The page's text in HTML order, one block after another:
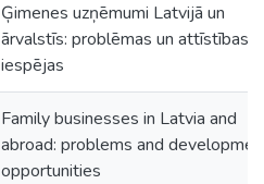
Ģimenes uzņēmumi Latvijā un
ārvalstīs: problēmas un attīstības
iespējas
Family businesses in Latvia and
abroad: problems and
opportunities